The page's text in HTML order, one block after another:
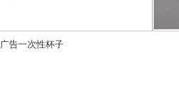
广告一次性杯子